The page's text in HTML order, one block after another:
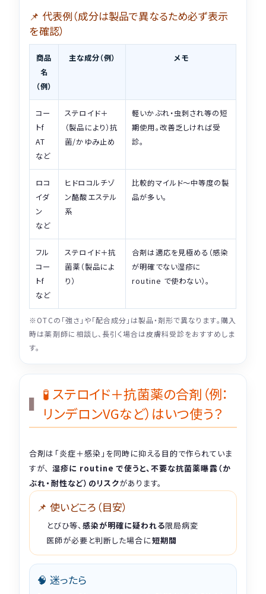
📌 代表例（成分は製品で異なるため必ず表示
を確認）
商品
名
（例）
主な成分（例） メモ
コー
トf
AT
など
ステロイド＋
（製品により）抗
菌/かゆみ止め
軽いかぶれ・虫刺され等の短
期使用。改善乏しければ受
診。
ロコ
イダ
ン
など
ヒドロコルチゾ
ン酪酸エステル
系
比較的マイルド〜中等度の製
品が多い。
フル
コー
トf
など
ステロイド＋抗
菌薬（製品によ
り）
合剤は適応を見極める（感染
が明確でない湿疹に
routine で使わない）。
※OTCの「強さ」や「配合成分」は製品・剤形で異なります。購入
時は薬剤師に相談し、長引く場合は皮膚科受診をおすすめしま
す。
🧪 ステロイド＋抗菌薬の合剤（例：
リンデロンVGなど）はいつ使う？
合剤は「炎症＋感染」を同時に抑える目的で作られていま
すが、 湿疹に routine で使うと、不要な抗菌薬曝露（か
ぶれ・耐性など）のリスクがあります。
📌 使いどころ（目安）
とびひ等、感染が明確に疑われる限局病変
医師が必要と判断した場合に短期間
🧠 迷ったら